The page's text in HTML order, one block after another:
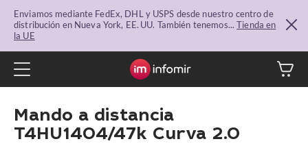
Enviamos mediante FedEx, DHL y USPS desde nuestro centro de
distribución en Nueva York, EE. UU. También tenemos...Tienda en
la UE
Mando a distancia
T4HU1404/47k Curva 2.0